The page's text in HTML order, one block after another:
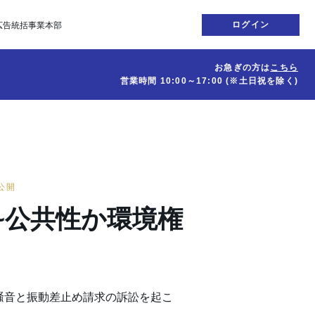
告統括事業本部 ログイン
お急ぎの方はこちら
営業時間 10:00～17:00(※土日祝を除く)
開
共性か環境権
と振動差止め請求の訴訟を起こ